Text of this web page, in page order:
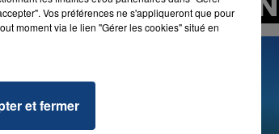
Vos préférences ne s'appliqueront que pour
moment via le lien "Gérer les cookies" situé en
et fermer